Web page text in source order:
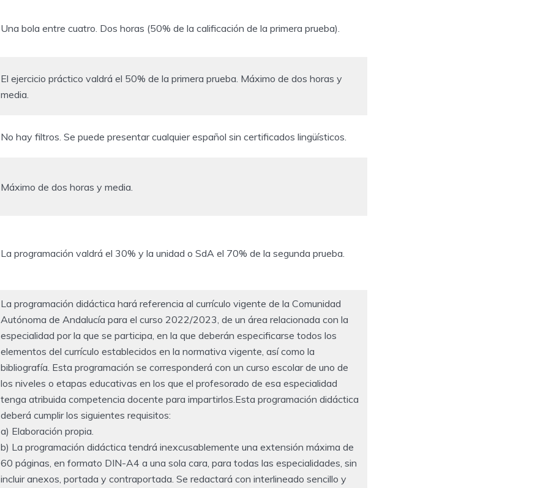
Una bola entre cuatro. Dos horas (50% de la calificación de la primera prueba).
El ejercicio práctico valdrá el 50% de la primera prueba. Máximo de dos horas y
media.
No hay filtros. Se puede presentar cualquier español sin certificados lingüísticos.
Máximo de dos horas y media.
La programación valdrá el 30% y la unidad o SdA el 70% de la segunda prueba.
La programación didáctica hará referencia al currículo vigente de la Comunidad
Autónoma de Andalucía para el curso 2022/2023, de un área relacionada con la
especialidad por la que se participa, en la que deberán especificarse todos los
elementos del currículo establecidos en la normativa vigente, así como la
bibliografía. Esta programación se corresponderá con un curso escolar de uno de
los niveles o etapas educativas en los que el profesorado de esa especialidad
tenga atribuida competencia docente para impartirlos.Esta programación didáctica
deberá cumplir los siguientes requisitos:
a) Elaboración propia.
b) La programación didáctica tendrá inexcusablemente una extensión máxima de
60 páginas, en formato DIN-A4 a una sola cara, para todas las especialidades, sin
incluir anexos, portada y contraportada. Se redactará con interlineado sencillo y